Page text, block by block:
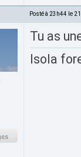
Posté à 23h44 le
Tu as
Isola